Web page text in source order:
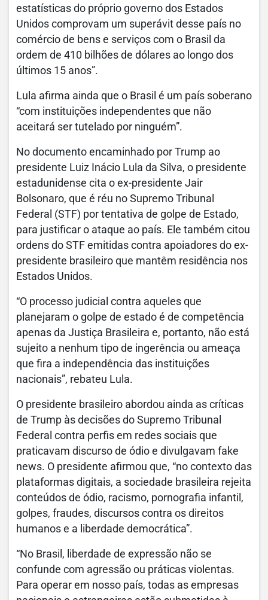
estatísticas do próprio governo dos Estados
Unidos comprovam um superávit desse país no
comércio de bens e serviços com o Brasil da
ordem de 410 bilhões de dólares ao longo dos
últimos 15 anos”.
Lula afirma ainda que o Brasil é um país soberano
“com instituições independentes que não
aceitará ser tutelado por ninguém”.
No documento encaminhado por Trump ao
presidente Luiz Inácio Lula da Silva, o presidente
estadunidense cita o ex-presidente Jair
Bolsonaro, que é réu no Supremo Tribunal
Federal (STF) por tentativa de golpe de Estado,
para justificar o ataque ao país. Ele também citou
ordens do STF emitidas contra apoiadores do ex-
presidente brasileiro que mantêm residência nos
Estados Unidos.
“O processo judicial contra aqueles que
planejaram o golpe de estado é de competência
apenas da Justiça Brasileira e, portanto, não está
sujeito a nenhum tipo de ingerência ou ameaça
que fira a independência das instituições
nacionais”, rebateu Lula.
O presidente brasileiro abordou ainda as críticas
de Trump às decisões do Supremo Tribunal
Federal contra perfis em redes sociais que
praticavam discurso de ódio e divulgavam fake
news. O presidente afirmou que, “no contexto das
plataformas digitais, a sociedade brasileira rejeita
conteúdos de ódio, racismo, pornografia infantil,
golpes, fraudes, discursos contra os direitos
humanos e a liberdade democrática”.
“No Brasil, liberdade de expressão não se
confunde com agressão ou práticas violentas.
Para operar em nosso país, todas as empresas